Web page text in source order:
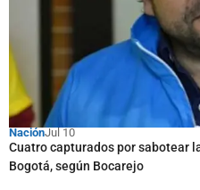
NaciónJul 10
Cuatro capturados por sabotear
Bogotá, según Bocarejo